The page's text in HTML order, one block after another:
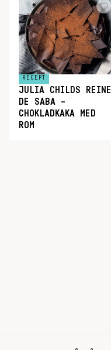
RECEPT
JULIA CHILDS REINE
DE SABA –
CHOKLADKAKA MED
ROM